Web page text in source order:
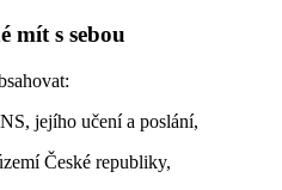
mít s sebou
jejího učení a poslání,
České republiky,